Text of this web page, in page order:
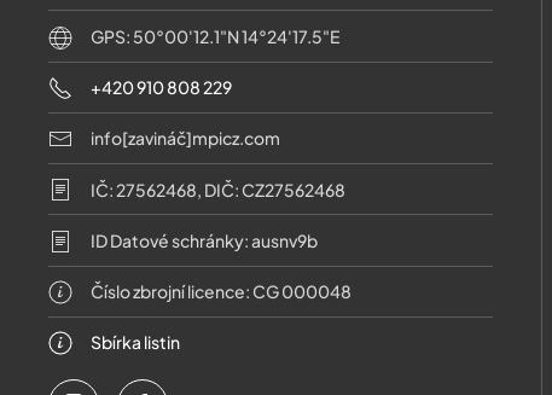
GPS: 50°00'12.1"N 14°24'17.5"E
+420 910 808 229
info[zavináč]mpicz.com
IČ: 27562468, DIČ: CZ27562468
ID Datové schránky: ausnv9b
Číslo zbrojní licence: CG 000048
Sbírka listin